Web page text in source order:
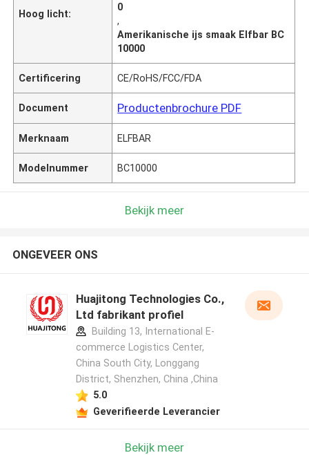
Hoog licht:
0
,
Amerikanische ijs smaak Elfbar BC
10000
Certificering CE/RoHS/FCC/FDA
Document Productenbrochure PDF
Merknaam ELFBAR
Modelnummer BC10000
Bekijk meer
ONGEVEER ONS
Huajitong Technologies Co.,
Ltd fabrikant profiel
Building 13, International E-
commerce Logistics Center,
China South City, Longgang
District, Shenzhen, China ,China
5.0
Geverifieerde Leverancier
Bekijk meer